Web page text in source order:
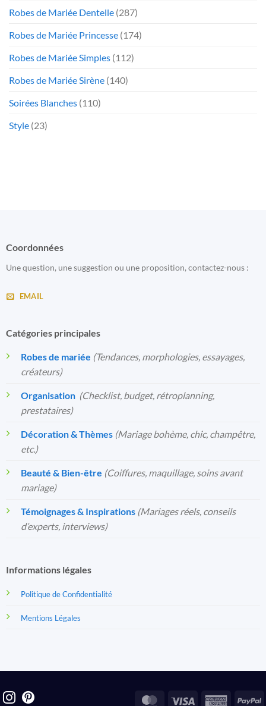
Robes de Mariée Dentelle (287)
Robes de Mariée Princesse (174)
Robes de Mariée Simples (112)
Robes de Mariée Sirène (140)
Soirées Blanches (110)
Style (23)
Coordonnées
Une question, une suggestion ou une proposition, contactez-nous :
EMAIL
Catégories principales
Robes de mariée (Tendances, morphologies, essayages,
créateurs)
Organisation️ (Checklist, budget, rétroplanning,
prestataires)
Décoration & Thèmes (Mariage bohème, chic, champêtre,
etc.)
Beauté & Bien-être (Coiffures, maquillage, soins avant
mariage)
Témoignages & Inspirations (Mariages réels, conseils
d’experts, interviews)
Informations légales
Politique de Confidentialité
Mentions Légales
MasterCard
Visa American